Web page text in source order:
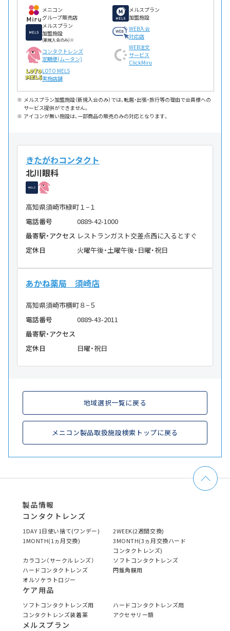
メニコン
グループ販売店
メルスプラン
加盟施設
メルスプラン
加盟施設
(新規入会のみ)※
WEB入会
対応店
コンタクトレンズ
定期便(ムータン)
WEB注文
サービス
ClickMiru
LOTO MELS
実施店舗
メルスプラン加盟施設（新規入会のみ）では、転居・出張・旅行等の理由で会員様への
サービス提供ができません。
アイコンが無い施設は、一部商品の販売のみの対応となります。
きたがわコンタクト
北川眼科
高知県須崎市緑町１−１
電話番号
0889-42-1000
最寄駅・アクセス レストランガスト交差点西に入るとすぐ
定休日
火曜午後・土曜午後・日曜・祝日
あかね薬局 須崎店
高知県須崎市横町８−５
電話番号
0889-43-2011
最寄駅・アクセス
定休日
日曜・祝日
地域選択一覧に戻る
メニコン製品取扱施設検索トップに戻る
製品情報
コンタクトレンズ
1DAY 1日使い捨て(ワンデー)
2WEEK(2週間交換)
1MONTH(1ヵ月交換)
3MONTH(3ヵ月交換ハード
コンタクトレンズ)
カラコン（サークルレンズ）
ソフトコンタクトレンズ
ハードコンタクトレンズ
円錐角膜用
オルソケラトロジー
ケア用品
ソフトコンタクトレンズ用
ハードコンタクトレンズ用
コンタクトレンズ装着薬
アクセサリー類
メルスプラン